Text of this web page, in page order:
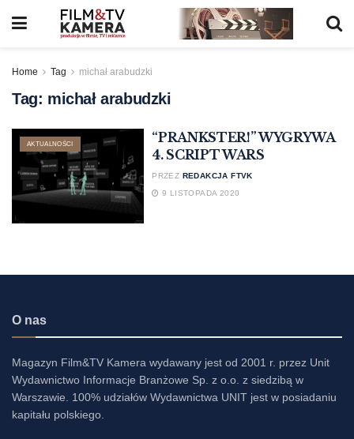
Home Tag michał arabudzki
Tag: michał arabudzki
AKTUALNOŚCI
“PRANKSTER!” WYGRYWA
4. SCRIPT WARS
PRZEZ REDAKCJA FTVK
9 LISTOPADA 2020
O nas
Magazyn Film&TV Kamera wydawany jest od 2001 r. przez Unit
Wydawnictwo Informacje Branżowe Sp. z o.o. z siedzibą w
Warszawie. 100% udziałów Wydawnictwa UNIT jest w posiadaniu
kapitału polskiego.